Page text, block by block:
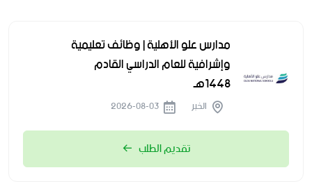
مدارس علو الأهلية | وظائف تعليمية
وإشرافية للعام الدراسي القادم
1448هـ
الخبر
تقديم الطلب